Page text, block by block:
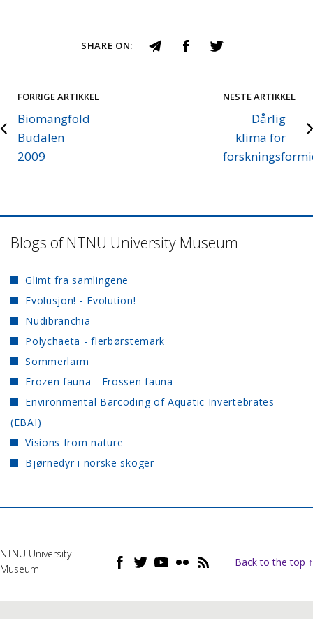
SHARE ON:
FORRIGE ARTIKKEL
Biomangfold
Budalen
2009
NESTE ARTIKKEL
Dårlig
klima for
Blogs of NTNU University Museum
Glimt fra samlingene
Evolusjon! - Evolution!
Nudibranchia
Polychaeta - flerbørstemark
Sommerlarm
Frozen fauna - Frossen fauna
Environmental Barcoding of Aquatic Invertebrates
(EBAI)
Visions from nature
Bjørnedyr i norske skoger
NTNU University
Museum
Back to the top ↑